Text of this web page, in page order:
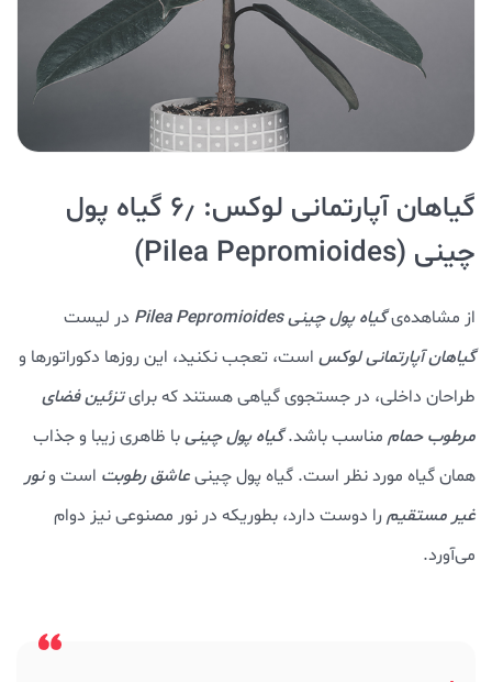
گیاهان آپارتمانی لوکس: ۶٫ گیاه پول
چینی (Pilea Pepromioides)
از مشاهده‌یگیاه پول چینی Pilea Pepromioides
در لیست
گیاهان آپارتمانی لوکس است، تعجب نکنید، این روزها دکوراتورها و
طراحان داخلی، در جستجوی گیاهی هستند که برایتزئین فضای
مرطوب حمام مناسب باشد.گیاه پول چینیبا ظاهری زیبا و جذاب
همان گیاه مورد نظر است. گیاه پول چینیعاشق رطوبت است ونور
غیر مستقیم را دوست دارد، بطوریکه در نور مصنوعی نیز دوام
می‌آورد.